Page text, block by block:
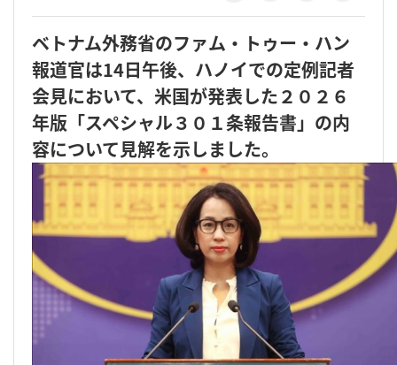
ベトナム外務省のファム・トゥー・ハン
報道官は14日午後、ハノイでの定例記者
会見において、米国が発表した２０２６
年版「スペシャル３０１条報告書」の内
容について見解を示しました。